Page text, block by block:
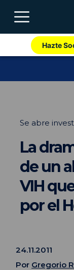
Hazte
Se abre
La
de un
VIH
por el
24.11.2011
Por Gregorio